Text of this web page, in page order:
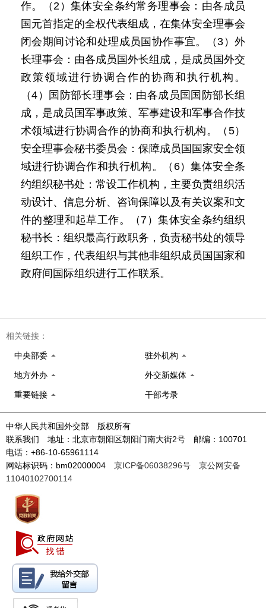
作。（2）集体安全条约常务理事会：由各成员
国元首指定的全权代表组成，在集体安全理事会
闭会期间讨论和处理成员国协作事宜。（3）外
长理事会：由各成员国外长组成，是成员国外交
政策领域进行协调合作的协商和执行机构。
（4）国防部长理事会：由各成员国国防部长组
成，是成员国军事政策、军事建设和军事合作技
术领域进行协调合作的协商和执行机构。（5）
安全理事会秘书委员会：保障成员国国家安全领
域进行协调合作和执行机构。（6）集体安全条
约组织秘书处：常设工作机构，主要负责组织活
动设计、信息分析、咨询保障以及有关议案和文
件的整理和起草工作。（7）集体安全条约组织
秘书长：组织最高行政职务，负责秘书处的领导
组织工作，代表组织与其他非组织成员国国家和
政府间国际组织进行工作联系。
相关链接：
中央部委 驻外机构
地方外办 外交新媒体
重要链接 干部考录
中华人民共和国外交部 版权所有
联系我们 地址：北京市朝阳区朝阳门南大街2号 邮编：100701
电话：+86-10-65961114
网站标识码：bm02000004 京ICP备06038296号
京公网安备
11040102700114